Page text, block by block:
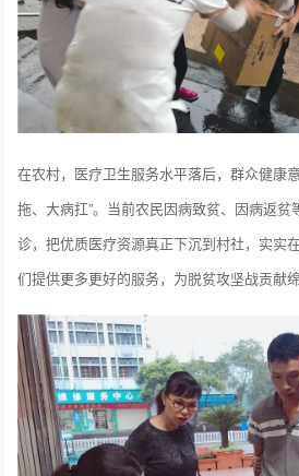
在农村，医疗卫生服务水平落后，群众健康
拖、大病扛”。当前农民因病致贫、因病返
诊，把优质医疗资源真正下沉到村社，实实
们提供更多更好的服务，为脱贫攻坚战贡献